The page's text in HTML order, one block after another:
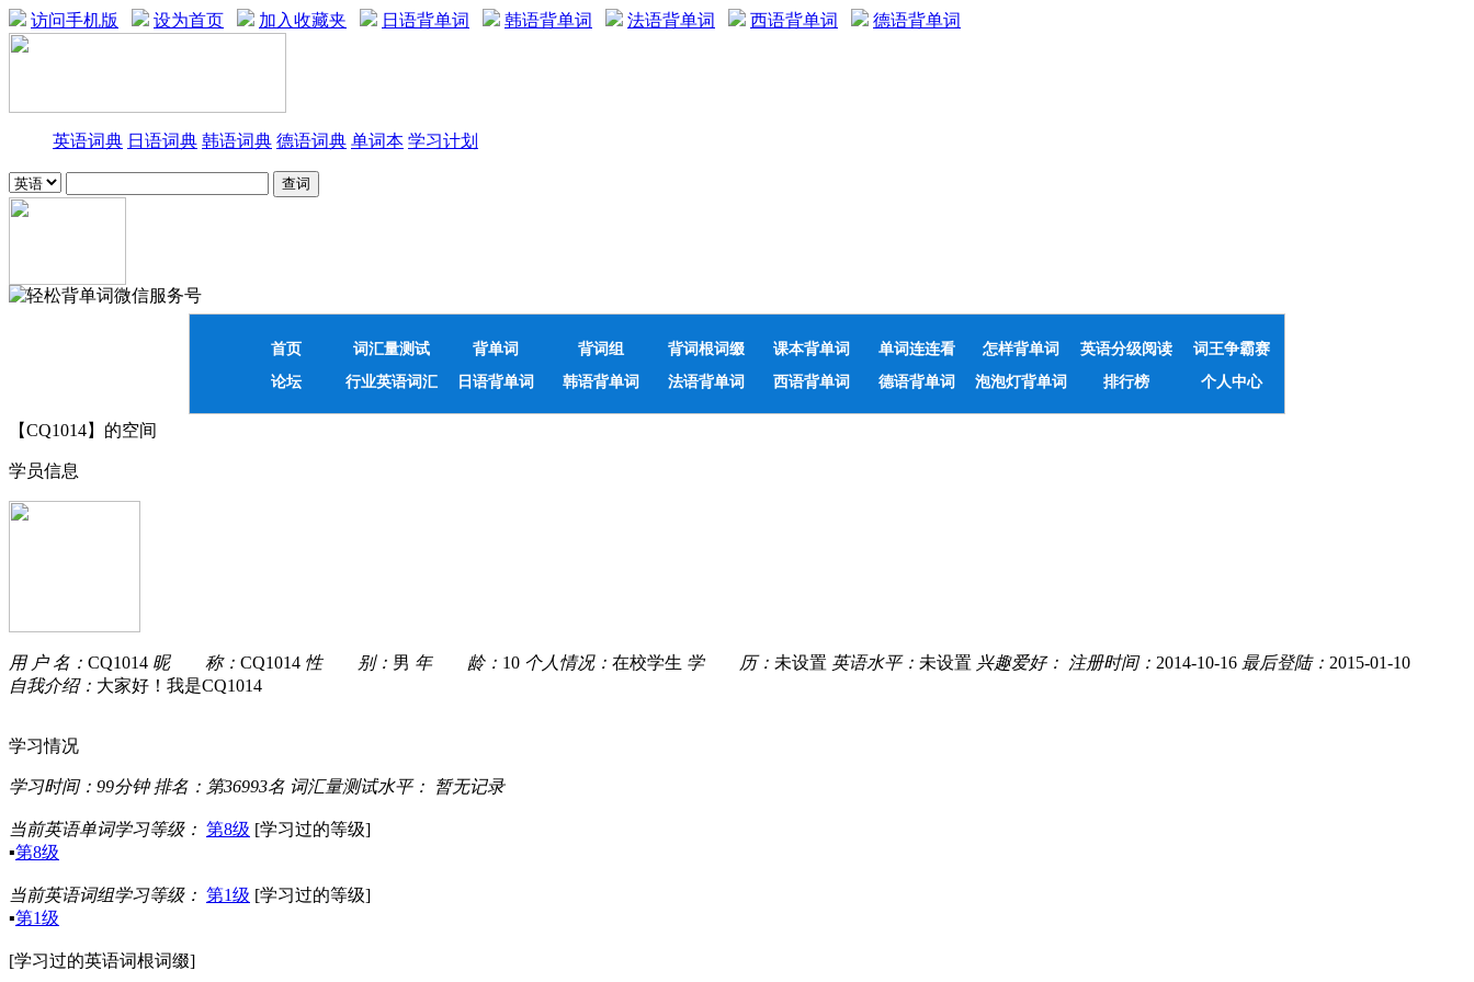
访问手机版 设为首页 加入收藏夹 日语背单词 韩语背单词 法语背单词 西语背单词 德语背单词
英语词典 日语词典 韩语词典 德语词典 单词本 学习计划
首页 词汇量测试 背单词 背词组 背词根词缀 课本背单词 单词连连看 怎样背单词 英语分级阅读
词王争霸赛
论坛
行业英语词汇 日语背单词 韩语背单词 法语背单词 西语背单词 德语背单词 泡泡灯背单词 排行榜 个人中心
【CQ1014】的空间
学员信息
用 户 名： CQ1014 昵 称： CQ1014 性 别： 男 年 龄： 10 个人情况： 在校学生 学 历： 未设置 英语水平： 未设置 兴趣爱好： 注册时间： 2014-10-16 最后登陆： 2015-01-10
自我介绍： 大家好！我是CQ1014
学习情况
学习时间： 99分钟 排名： 第36993名 词汇量测试水平： 暂无记录
当前英语单词学习等级： 第8级 [学习过的等级]
▪第8级
当前英语词组学习等级： 第1级 [学习过的等级]
▪第1级
[学习过的英语词根词缀]